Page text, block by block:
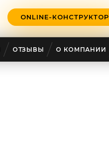
ONLINE-КОНСТРУКТОР
ОТЗЫВЫ О КОМПАНИИ